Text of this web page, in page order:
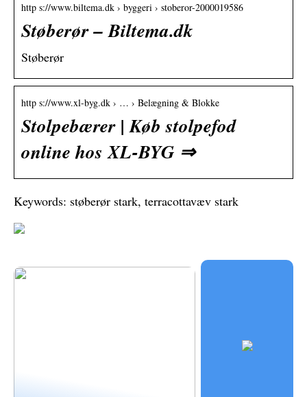
http s://www.biltema.dk › byggeri › stoberor-2000019586
Støberør – Biltema.dk
Støberør
http s://www.xl-byg.dk › … › Belægning & Blokke
Stolpebærer | Køb stolpefod
online hos XL-BYG ⇒
Keywords: støberør stark, terracottavæv stark